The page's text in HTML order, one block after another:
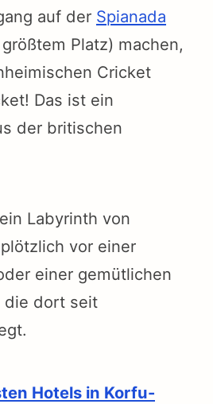
auf der Spianada
Platz) machen,
Cricket
Das ist ein
der britischen
Labyrinth von
vor einer
einer gemütlichen
die dort seit
Hotels in Korfu-